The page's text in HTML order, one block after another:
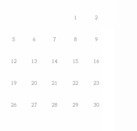
1 2
5 6 7 8 9
12 13 14 15 16
19 20 21 22 23
26 27 28 29 30